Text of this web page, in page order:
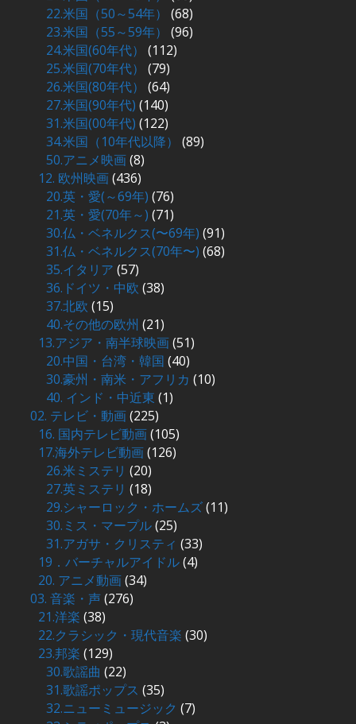
22.米国（50～54年）
(68)
23.米国（55～59年）
(96)
24.米国(60年代）
(112)
25.米国(70年代）
(79)
26.米国(80年代）
(64)
27.米国(90年代) (140)
31.米国(00年代) (122)
34.米国（10年代以降）
(89)
50.アニメ映画(8)
12. 欧州映画(436)
20.英・愛(～69年) (76)
21.英・愛(70年～) (71)
30.仏・ベネルクス(〜69年) (91)
31.仏・ベネルクス(70年〜) (68)
35.イタリア (57)
36.ドイツ・中欧 (38)
37.北欧 (15)
40.その他の欧州 (21)
13.アジア・南半球映画(51)
20.中国・台湾・韓国 (40)
30.豪州・南米・アフリカ (10)
40. インド・中近東 (1)
02. テレビ・動画(225)
16. 国内テレビ動画(105)
17.海外テレビ動画(126)
26.米ミステリ (20)
27.英ミステリ (18)
29.シャーロック・ホームズ(11)
30.ミス・マープル(25)
31.アガサ・クリスティ (33)
19．バーチャルアイドル(4)
20. アニメ動画(34)
03. 音楽・声(276)
21.洋楽 (38)
22.クラシック・現代音楽 (30)
23.邦楽 (129)
30.歌謡曲 (22)
31.歌謡ポップス (35)
32.ニューミュージック (7)